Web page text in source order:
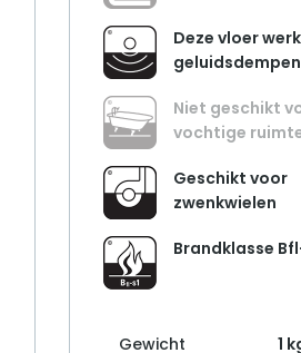
Deze vloer
Niet geschikt
vochtige
Geschikt voor
zwenkwielen
Brandklasse
Gewicht 1